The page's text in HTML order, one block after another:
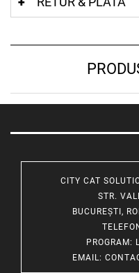
CITY CAT
STR.
BUCUREȘTI,
PROGRAM:
EMAIL: